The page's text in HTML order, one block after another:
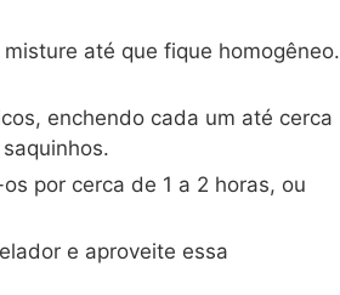
até que fique homogêneo.
enchendo cada um até cerca
por cerca de 1 a 2 horas, ou
e aproveite essa